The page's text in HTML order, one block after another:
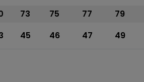
73 75 77
79
45 46 47 49